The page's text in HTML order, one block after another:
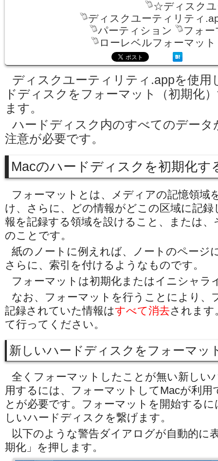
☆ディスクユ
ディスクユーティリティ
パーティション
フォ
ローレベルフォーマット
ディスクユーティリティ.appを使用
ドディスクをフォーマット（初期化
ます。
ハードディスク内のすべてのデータ
注意が必要です。
Macのハードディスクを初期化す
フォーマットとは、メディアの記憶領域
け、さらに、どの情報がどこの区域に記
報を記録する領域を設けること、または、
のことです。
紙のノートに例えれば、ノートのページ
さらに、索引を付けるようなものです。
フォーマットは初期化またはイニシャラ
なお、フォーマットを行うことにより、
記録されていた情報はすべて消去されます
て行ってください。
新しいハードディスクをフォーマッ
全くフォーマットしたことが無い新しい
用するには、フォーマットしてMacが利
とが必要です。フォーマットを開始する
しいハードディスクを繋げます。
以下のような警告ダイアログが自動的に
期化」を押します。